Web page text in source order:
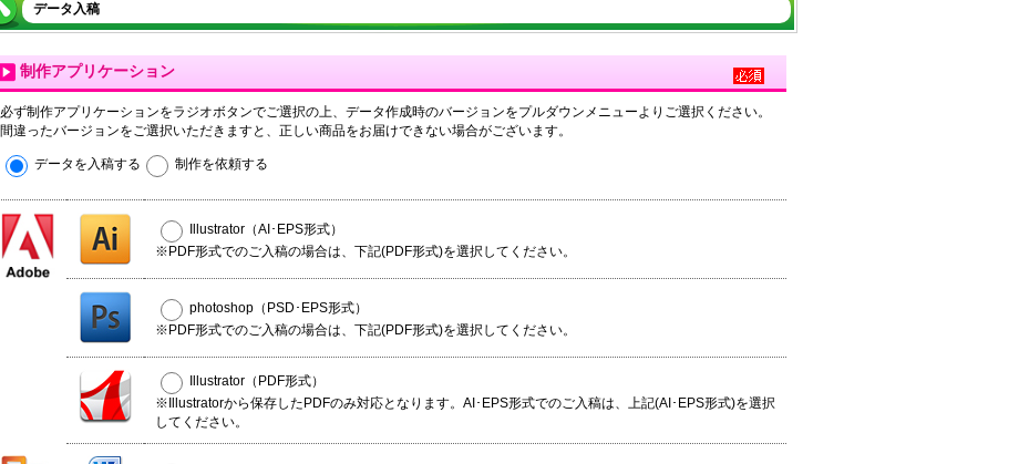
データ入稿
制作アプリケーション
必ず制作アプリケーションをラジオボタンでご選択の上、データ作成時のバージョンをプルダウンメニューよりご選択ください。
間違ったバージョンをご選択いただきますと、正しい商品をお届けできない場合がございます。
データを入稿する 制作を依頼する
Illustrator（AI･EPS形式）
※PDF形式でのご入稿の場合は、下記(PDF形式)を選択してください。
photoshop（PSD･EPS形式）
※PDF形式でのご入稿の場合は、下記(PDF形式)を選択してください。
Illustrator（PDF形式）
※Illustratorから保存したPDFのみ対応となります。AI･EPS形式でのご入稿は、上記(AI･EPS形式)を選択
してください。